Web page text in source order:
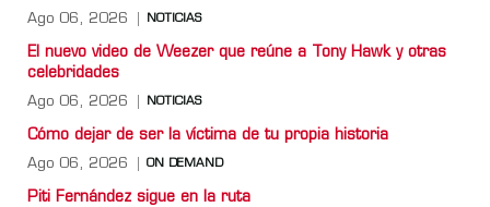
Ago 06, 2026 NOTICIAS
El nuevo video de Weezer que reúne a Tony Hawk y otras
celebridades
Ago 06, 2026 NOTICIAS
Cómo dejar de ser la víctima de tu propia historia
Ago 06, 2026 ON DEMAND
Piti Fernández sigue en la ruta